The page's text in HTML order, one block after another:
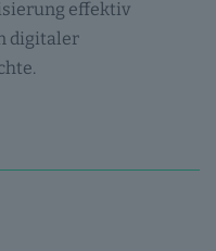
effektiv
digitaler